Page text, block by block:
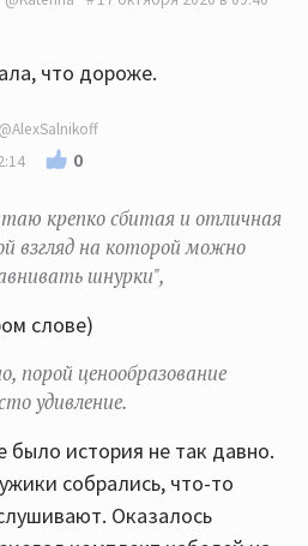
что дороже.
@AlexSalnikoff
0
крепко сбитая и отличная
взгляд на которой можно
шнурки",
слове)
порой ценообразование
удивление.
было история не так давно.
собрались, что-то
Оказалось